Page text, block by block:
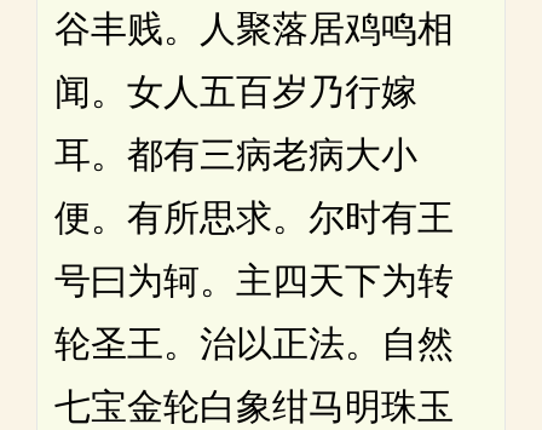
谷丰贱。人聚落居鸡鸣相
闻。女人五百岁乃行嫁
耳。都有三病老病大小
便。有所思求。尔时有王
号曰为轲。主四天下为转
轮圣王。治以正法。自然
七宝金轮白象绀马明珠玉